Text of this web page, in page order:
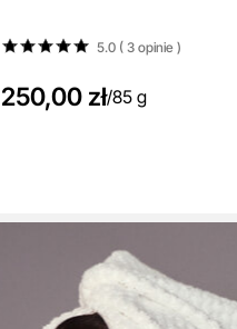
5.0 ( 3opinie)
250,00 zł/85 g